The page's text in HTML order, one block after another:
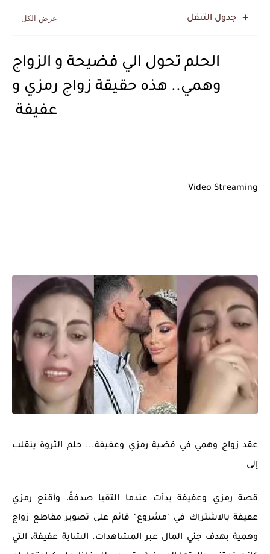
جدول التنقل
الحلم تحول الي فضيحة و الزواج
وهمي.. هذه حقيقة زواج رمزي و
عفيفة
Video Streaming
عقد زواج وهمي في قضية رمزي وعفيفة... حلم الثروة ينقلب
إلى
قصة رمزي وعفيفة بدأت عندما التقيا صدفةً، وأقنع رمزي
عفيفة بالاشتراك في "مشروع" قائم على تصوير مقاطع زواج
وهمية بهدف جني المال عبر المشاهدات. الشابة عفيفة، التي